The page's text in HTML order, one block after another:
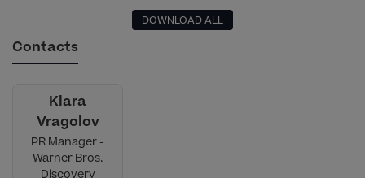
DOWNLOAD ALL
Contacts
Klara
Vragolov
PR Manager -
Warner Bros.
Discovery